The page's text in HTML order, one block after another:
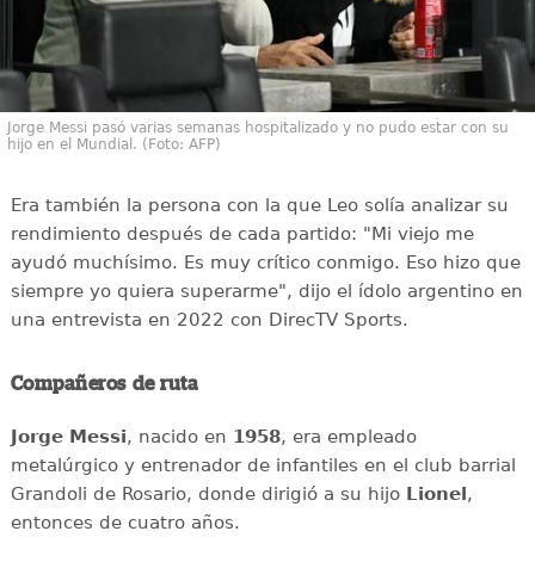
Jorge Messi pasó varias semanas hospitalizado y no pudo estar con su
hijo en el Mundial. (Foto: AFP)
Era también la persona con la que Leo solía analizar su
rendimiento después de cada partido: "Mi viejo me
ayudó muchísimo. Es muy crítico conmigo. Eso hizo que
siempre yo quiera superarme", dijo el ídolo argentino en
una entrevista en 2022 con DirecTV Sports.
Compañeros de ruta
Jorge Messi, nacido en 1958, era empleado
metalúrgico y entrenador de infantiles en el club barrial
Grandoli de Rosario, donde dirigió a su hijo Lionel,
entonces de cuatro años.